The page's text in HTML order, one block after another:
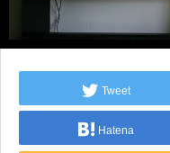
Tweet
Hatena